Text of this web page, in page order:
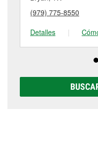
tienda #2016 para
(979) 775-8550
Detalles
|